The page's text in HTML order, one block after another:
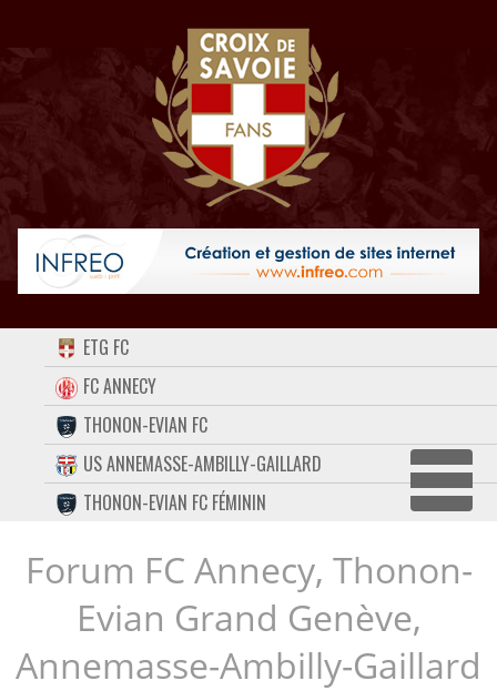
ACCUEIL
FORUM
CONTACT
FACEBOOK
TWITTER
INSTAGRAM
ETG FC
FC ANNECY
THONON-EVIAN FC
US ANNEMASSE-AMBILLY-GAILLARD
THONON-EVIAN FC FÉMININ
Forum FC Annecy, Thonon-
Evian Grand Genève,
Annemasse-Ambilly-Gaillard